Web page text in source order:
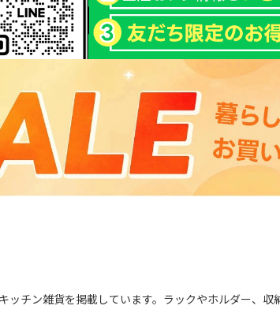
チン雑貨を掲載しています。ラックやホルダー、収